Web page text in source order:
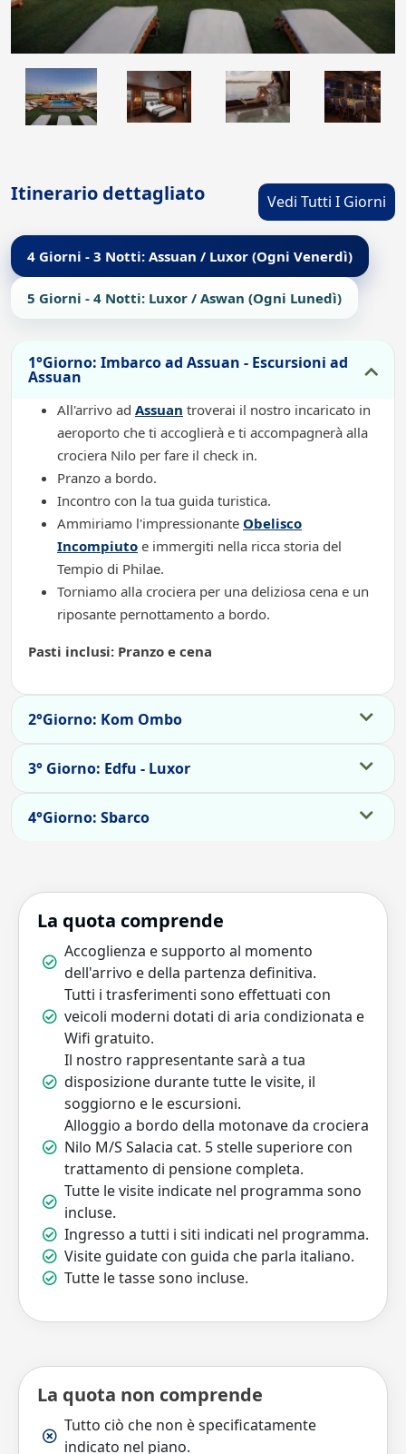
Itinerario dettagliato Vedi Tutti I Giorni
4 Giorni - 3 Notti: Assuan / Luxor (Ogni Venerdì)
5 Giorni - 4 Notti: Luxor / Aswan (Ogni Lunedì)
1°Giorno: Imbarco ad Assuan - Escursioni ad
Assuan
All'arrivo ad Assuan troverai il nostro incaricato in
aeroporto che ti accoglierà e ti accompagnerà alla
crociera Nilo per fare il check in.
Pranzo a bordo.
Incontro con la tua guida turistica.
Ammiriamo l'impressionante Obelisco
Incompiuto e immergiti nella ricca storia del
Tempio di Philae.
Torniamo alla crociera per una deliziosa cena e un
riposante pernottamento a bordo.
Pasti inclusi: Pranzo e cena
2°Giorno: Kom Ombo
3° Giorno: Edfu - Luxor
4°Giorno: Sbarco
La quota comprende
Accoglienza e supporto al momento
dell'arrivo e della partenza definitiva.
Tutti i trasferimenti sono effettuati con
veicoli moderni dotati di aria condizionata e
Wifi gratuito.
Il nostro rappresentante sarà a tua
disposizione durante tutte le visite, il
soggiorno e le escursioni.
Alloggio a bordo della motonave da crociera
Nilo M/S Salacia cat. 5 stelle superiore con
trattamento di pensione completa.
Tutte le visite indicate nel programma sono
incluse.
Ingresso a tutti i siti indicati nel programma.
Visite guidate con guida che parla italiano.
Tutte le tasse sono incluse.
La quota non comprende
Tutto ciò che non è specificatamente
indicato nel piano.